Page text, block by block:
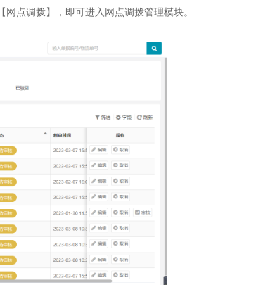
点调拨】，即可进入网点调拨管理模块。